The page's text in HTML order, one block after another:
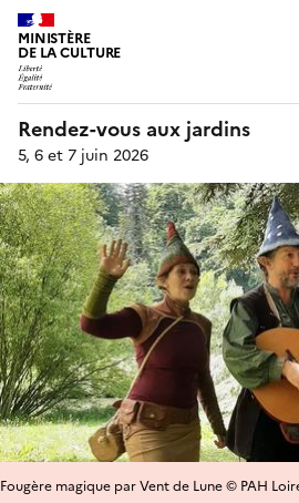
MINISTÈRE
DE LA CULTURE
Rendez-vous aux jardins
5, 6 et 7 juin 2026
Fougère magique par Vent de Lune © PAH